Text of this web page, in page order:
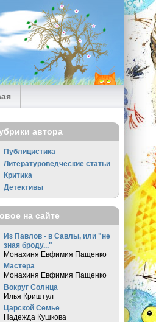
автора
Публицистика
Литературоведческие статьи
Критика
Детективы
на сайте
Из Павлов - в Савлы, или "не
зная броду..."
Монахиня Евфимия Пащенко
Мастера
Монахиня Евфимия Пащенко
Вокруг Солнца
Илья Криштул
Царской Семье
Надежда Кушкова